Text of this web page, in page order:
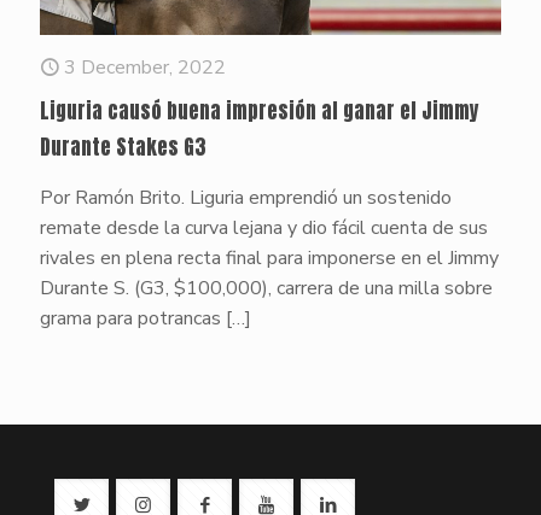
3 December, 2022
Liguria causó buena impresión al ganar el Jimmy
Durante Stakes G3
Por Ramón Brito. Liguria emprendió un sostenido
remate desde la curva lejana y dio fácil cuenta de sus
rivales en plena recta final para imponerse en el Jimmy
Durante S. (G3, $100,000), carrera de una milla sobre
grama para potrancas […]